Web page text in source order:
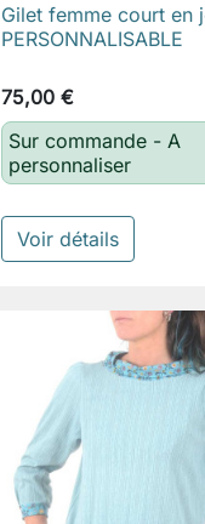
 Aperçu
Gilet femme court en
PERSONNALISABLE
75,00 €
Sur commande - A
personnaliser
Voir détails